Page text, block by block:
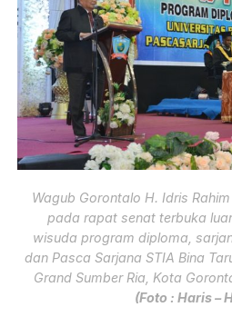
Wagub Gorontalo H. Idris
pada rapat senat terbuka
wisuda program diploma,
dan Pasca Sarjana STIA Bina
Grand Sumber Ria, Kota
(Foto : Haris –